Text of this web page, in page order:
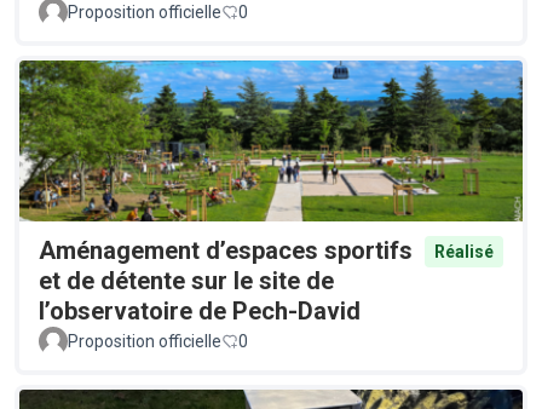
Proposition officielle 0
Aménagement d’espaces sportifs
et de détente sur le site de
l’observatoire de Pech-David
Réalisé
Proposition officielle 0